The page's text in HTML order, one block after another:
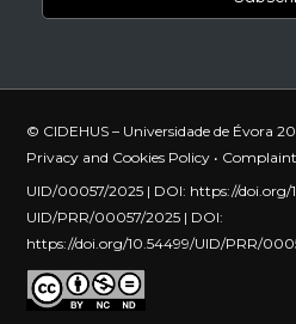
© CIDEHUS – Universidade de Évora
Privacy and Cookies Policy •
UID/00057/2025 | DOI: https://doi.org/
UID/PRR/00057/2025 | DOI:
https://doi.org/10.54499/UID/PRR/